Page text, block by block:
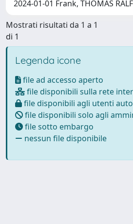
2024-01-01 Frank, THOMAS RALF
Mostrati risultati da 1 a 1
di 1
Legenda icone
file ad accesso aperto
file disponibili sulla rete
file disponibili agli utenti
file disponibili solo agli
file sotto embargo
nessun file disponibile